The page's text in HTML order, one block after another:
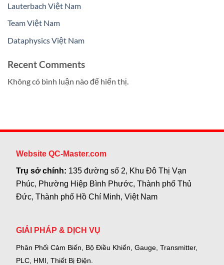
Lauterbach Việt Nam
Team Việt Nam
Dataphysics Việt Nam
Recent Comments
Không có bình luận nào để hiển thị.
Website QC-Master.com
Trụ sở chính: 135 đường số 2, Khu Đô Thị Vạn
Phúc, Phường Hiệp Bình Phước, Thành phố Thủ
Đức, Thành phố Hồ Chí Minh, Việt Nam
GIẢI PHÁP & DỊCH VỤ
Phân Phối Cảm Biến, Bộ Điều Khiển, Gauge, Transmitter,
PLC, HMI, Thiết Bị Điện.